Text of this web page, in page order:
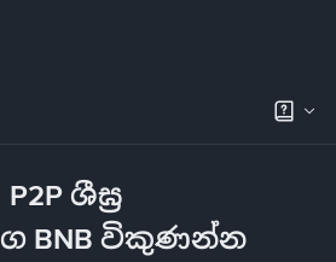
P2P ශීඝ්‍ර
BNB විකුණන්න